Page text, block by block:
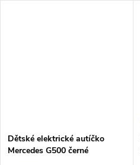
Dětské elektrické autíčko
Mercedes G500 černé